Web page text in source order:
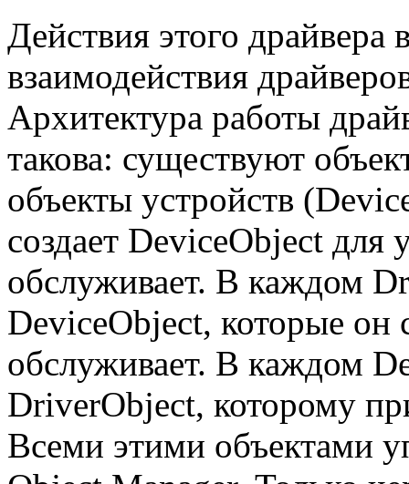
Действия этого
взаимодействия
Архитектура работы
такова: существуют
объекты устройств
создает DeviceObject для
обслуживает. В каждом
DeviceObject, которые он
обслуживает. В каждом
DriverObject, которому
Всеми этими объектами